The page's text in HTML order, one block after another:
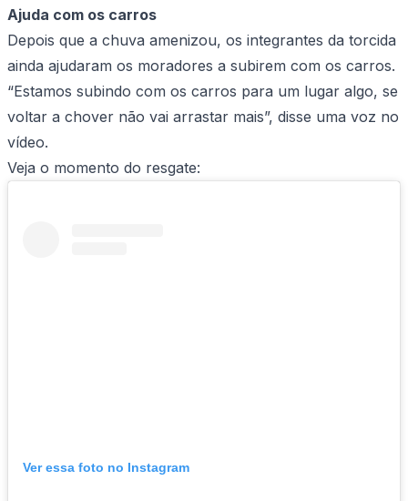
Ajuda com os carros
Depois que a chuva amenizou, os integrantes da torcida
ainda ajudaram os moradores a subirem com os carros.
“Estamos subindo com os carros para um lugar algo, se
voltar a chover não vai arrastar mais”, disse uma voz no
vídeo.
Veja o momento do resgate:
Ver essa foto no Instagram